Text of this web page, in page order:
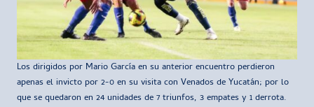
Los dirigidos por Mario García en su anterior encuentro perdieron
apenas el invicto por 2-0 en su visita con Venados de Yucatán; por lo
que se quedaron en 24 unidades de 7 triunfos, 3 empates y 1 derrota.